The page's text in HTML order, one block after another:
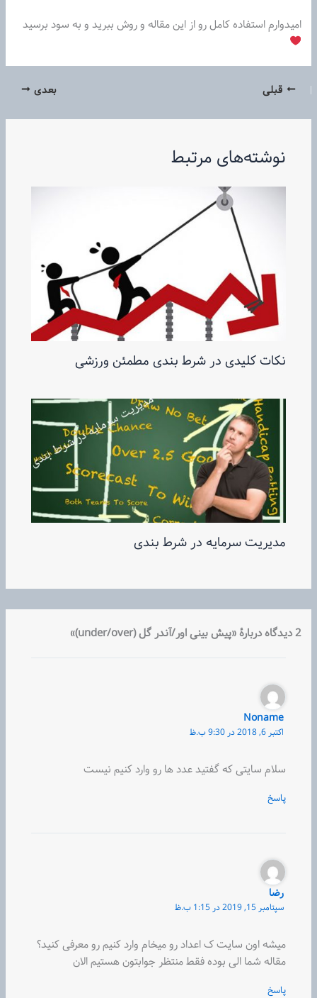
امیدوارم استفاده کامل رو از این مقاله و روش ببرید و به سود برسید
قبلی بعدی
نوشته‌های مرتبط
نکات کلیدی در شرط بندی مطمئن ورزشی
مدیریت سرمایه در شرط بندی
2 دیدگاه دربارهٔ «پیش بینی اور/آندر گل (under/over)»
Noname
اکتبر 6, 2018 در 9:30 ب.ظ
سلام سایتی که گفتید عدد ها رو وارد کنیم نیست
پاسخ
رضا
سپتامبر 15, 2019 در 1:15 ب.ظ
میشه اون سایت ک اعداد رو میخام وارد کنیم رو معرفی کنید؟
مقاله شما الی بوده فقط منتظر جوابتون هستیم الان
پاسخ